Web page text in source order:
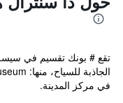
تقع # بونك تقسيم في
في مركز المدينة.